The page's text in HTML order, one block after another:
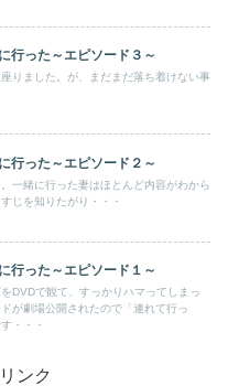
行った～エピソード３～
りました。が、まだまだ落ち着けない事
行った～エピソード２～
一緒に行った妻はほとんど内容がわから
じを知りたがり・・・
行った～エピソード１～
DVDで観て、すっかりハマってしまっ
が劇場公開されたので「連れて行っ
・・・
ンク